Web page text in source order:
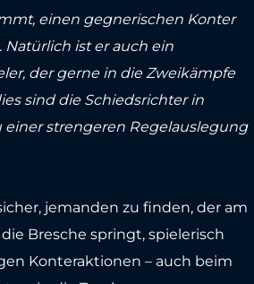
einen gegnerischen Konter
ist er auch ein
der gerne in die Zweikämpfe
sind die Schiedsrichter in
einer strengeren Regelauslegung
jemanden zu finden, der am
Bresche springt, spielerisch
Konteraktionen – auch beim